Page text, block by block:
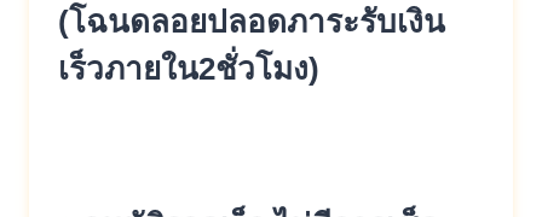
(โฉนดลอยปลอดภาระรับเงิน
เร็วภายใน2ชั่วโมง)